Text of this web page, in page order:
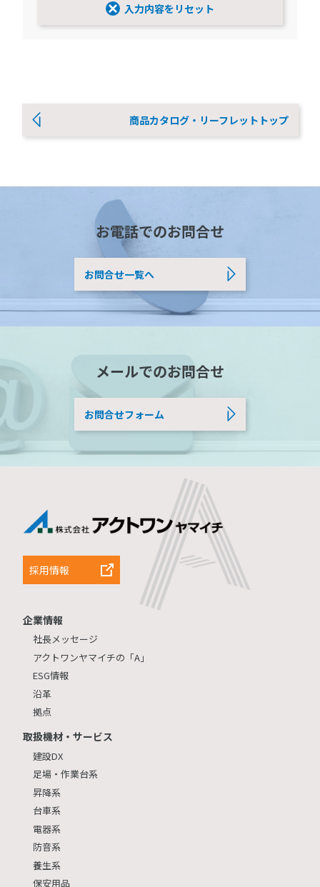
入力内容をリセット
商品カタログ・リーフレットトップ
お電話でのお問合せ
お問合せ一覧へ
メールでのお問合せ
お問合せフォーム
採用情報
企業情報
社長メッセージ
アクトワンヤマイチの「A」
ESG情報
沿革
拠点
取扱機材・サービス
建設DX
足場・作業台系
昇降系
台車系
電器系
防音系
養生系
保安用品